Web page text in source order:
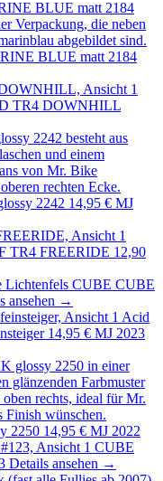
BLUE matt 2184
TR4 DOWNHILL
2242 14,95 € MJ
TR4 FREERIDE 12,90
CUBE CUBE
ansehen →
Acid
14,95 € MJ 2023
2250 14,95 € MJ 2022
CUBE
Details ansehen →